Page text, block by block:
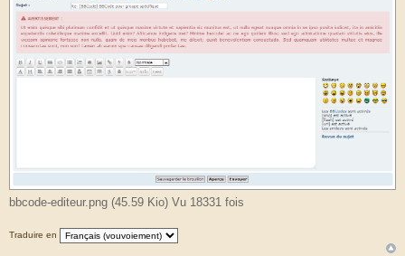
bbcode-editeur.png (45.59 Kio) Vu 18331 fois
Traduire en